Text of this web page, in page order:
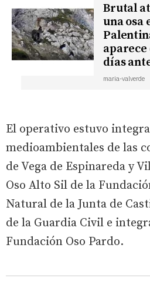
Brutal
una osa
aparece
días
maria-valverde
El operativo estuvo
medioambientales de las
de Vega de Espinareda y
Oso Alto Sil de la
Natural de la Junta de
de la Guardia Civil e
Fundación Oso Pardo.